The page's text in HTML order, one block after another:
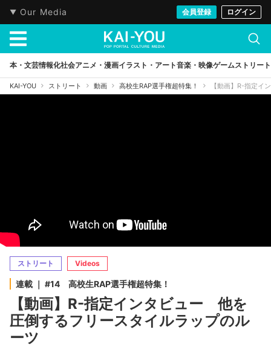
Our Media 会員登録 ログイン
本・文芸情報化社会アニメ・漫画イラスト・アート音楽・映像ゲームストリート
KAI-YOU ストリート 動画 高校生RAP選手権超特集！ 【動画】R-指定イ
ストリート Videos
連載 ｜ #14 高校生RAP選手権超特集！
【動画】R-指定インタビュー 他を
圧倒するフリースタイルラップのル
ーツ